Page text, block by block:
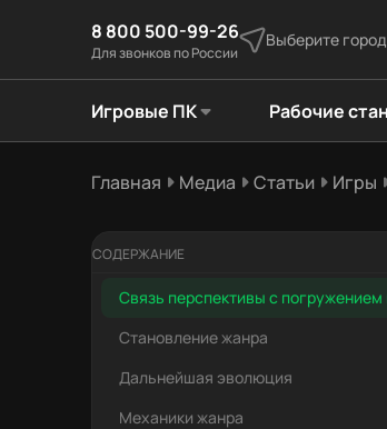
8 800 500-99-26
Для звонков по России
Выберите город
Игровые ПК Рабочие
Главная Медиа Статьи Игры
СОДЕРЖАНИЕ
Связь перспективы с погружением
Становление жанра
Дальнейшая эволюция
Механики жанра